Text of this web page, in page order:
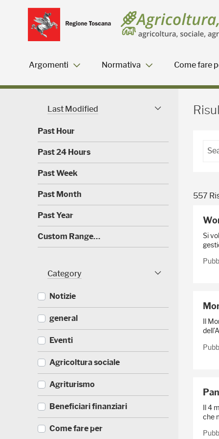
Skip to Main Content
Argomenti Normativa Come fare
Risultati della ricerca -
Last Modified
Past Hour
(Past 24 Hours
(Past Week
(Past Month
(Past Year
(Custom Range…
Category
Notizie
(
3
)
general
(
5
)
Eventi
(
1
)
Agricoltura sociale
(
0
)
Agriturismo
(
)
Beneficiari finanziari
(
Come fare per
557
Si
Il
Il 4
che